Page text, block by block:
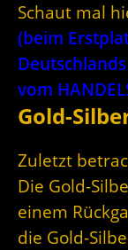
Schaut mal
(beim
vom
Gold-
Zuletzt
Die Gold-
einem
die Gold-